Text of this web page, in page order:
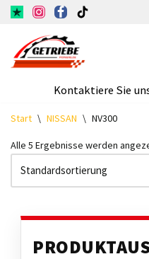
Inhalt
springen
Kontaktiere Sie
Start \ NISSAN \ NV300
Alle 5 Ergebnisse werden